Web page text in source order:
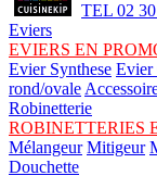
TEL 02
Eviers
EVIERS EN
Evier Synthese Evier
rond/ovale
Robinetterie
ROBINETTERIES
Mélangeur Mitigeur
Douchette